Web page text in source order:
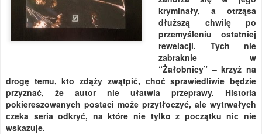
kryminały, a otrząsa
dłuższą chwilę po
przemyśleniu ostatniej
rewelacji. Tych nie
zabraknie w
“Żałobnicy” – krzyż na
drogę temu, kto zdąży zwątpić, choć sprawiedliwie będzie
przyznać, że autor nie ułatwia przeprawy. Historia
pokiereszowanych postaci może przytłoczyć, ale wytrwałych
czeka seria odkryć, na które nie tylko z początku nic nie
wskazuje.